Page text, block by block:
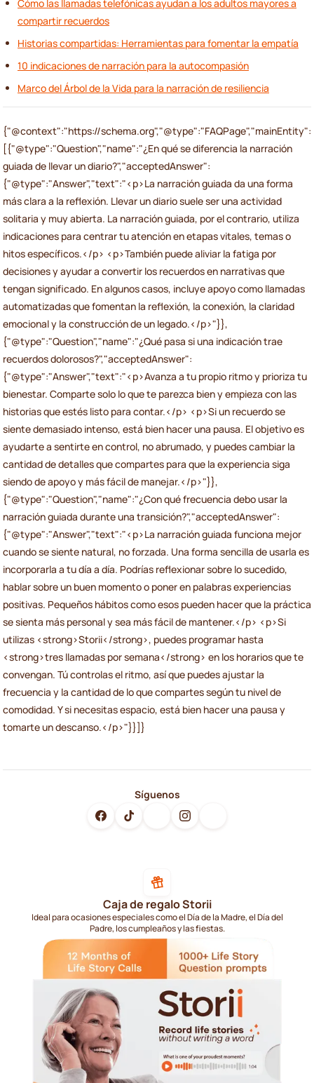
Cómo las llamadas telefónicas ayudan a los adultos mayores a
compartir recuerdos
Historias compartidas: Herramientas para fomentar la empatía
10 indicaciones de narración para la autocompasión
Marco del Árbol de la Vida para la narración de resiliencia
{"@context":"https://schema.org","@type":"FAQPage","mainEntity":
[{"@type":"Question","name":"¿En qué se diferencia la narración
guiada de llevar un diario?","acceptedAnswer":
{"@type":"Answer","text":"<p>La narración guiada da una forma
más clara a la reflexión. Llevar un diario suele ser una actividad
solitaria y muy abierta. La narración guiada, por el contrario, utiliza
indicaciones para centrar tu atención en etapas vitales, temas o
hitos específicos.</p> <p>También puede aliviar la fatiga por
decisiones y ayudar a convertir los recuerdos en narrativas que
tengan significado. En algunos casos, incluye apoyo como llamadas
automatizadas que fomentan la reflexión, la conexión, la claridad
emocional y la construcción de un legado.</p>"}},
{"@type":"Question","name":"¿Qué pasa si una indicación trae
recuerdos dolorosos?","acceptedAnswer":
{"@type":"Answer","text":"<p>Avanza a tu propio ritmo y prioriza tu
bienestar. Comparte solo lo que te parezca bien y empieza con las
historias que estés listo para contar.</p> <p>Si un recuerdo se
siente demasiado intenso, está bien hacer una pausa. El objetivo es
ayudarte a sentirte en control, no abrumado, y puedes cambiar la
cantidad de detalles que compartes para que la experiencia siga
siendo de apoyo y más fácil de manejar.</p>"}},
{"@type":"Question","name":"¿Con qué frecuencia debo usar la
narración guiada durante una transición?","acceptedAnswer":
{"@type":"Answer","text":"<p>La narración guiada funciona mejor
cuando se siente natural, no forzada. Una forma sencilla de usarla es
incorporarla a tu día a día. Podrías reflexionar sobre lo sucedido,
hablar sobre un buen momento o poner en palabras experiencias
positivas. Pequeños hábitos como esos pueden hacer que la práctica
se sienta más personal y sea más fácil de mantener.</p> <p>Si
utilizas <strong>Storii</strong>, puedes programar hasta
<strong>tres llamadas por semana</strong> en los horarios que te
convengan. Tú controlas el ritmo, así que puedes ajustar la
frecuencia y la cantidad de lo que compartes según tu nivel de
comodidad. Y si necesitas espacio, está bien hacer una pausa y
tomarte un descanso.</p>"}}]}
Síguenos
Caja de regalo Storii
Ideal para ocasiones especiales como el Día de la Madre, el Día del
Padre, los cumpleaños y las fiestas.